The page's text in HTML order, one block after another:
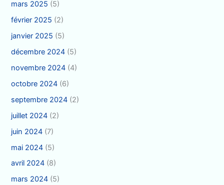
mars 2025 (5)
février 2025 (2)
janvier 2025 (5)
décembre 2024 (5)
novembre 2024 (4)
octobre 2024 (6)
septembre 2024 (2)
juillet 2024 (2)
juin 2024 (7)
mai 2024 (5)
avril 2024 (8)
mars 2024 (5)